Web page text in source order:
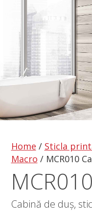
Home / Sticla
Macro / MCR010
Cabină de duș,